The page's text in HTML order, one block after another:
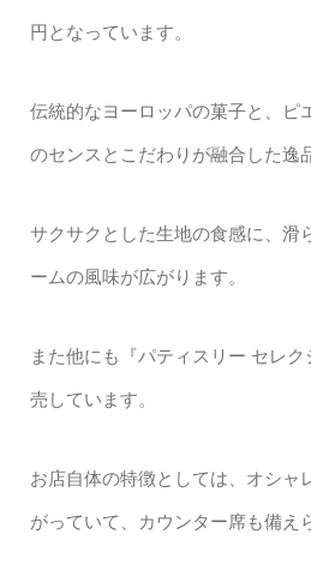
円となっています。
伝統的なヨーロッパの菓子と、ピ
のセンスとこだわりが融合した逸
サクサクとした生地の食感に、滑
ームの風味が広がります。
また他にも『パティスリー セレ
売しています。
お店自体の特徴としては、オシャ
がっていて、カウンター席も備え